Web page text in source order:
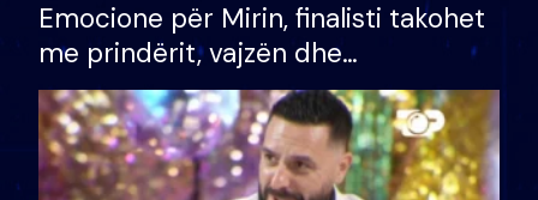
Emocione për Mirin, finalisti takohet
me prindërit, vajzën dhe
bashkëshorten: S’kemi ndonjë letër
divorci apo jo?